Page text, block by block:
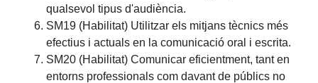
qualsevol tipus d'audiència.
SM19 (Habilitat) Utilitzar els mitjans tècnics més
efectius i actuals en la comunicació oral i escrita.
SM20 (Habilitat) Comunicar eficientment, tant en
entorns professionals com davant de públics no